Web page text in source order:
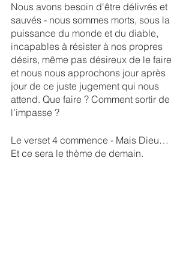
Nous avons besoin d'être délivrés et
sauvés - nous sommes morts, sous la
puissance du monde et du diable,
incapables à résister à nos propres
désirs, même pas désireux de le faire
et nous nous approchons jour après
jour de ce juste jugement qui nous
attend. Que faire ? Comment sortir de
l’impasse ?
Le verset 4 commence - Mais Dieu…
Et ce sera le thème de demain.